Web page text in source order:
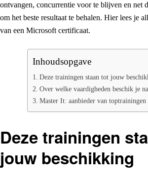
ontvangen, concurrentie voor te blijven en net
om het beste resultaat te behalen. Hier lees je
van een Microsoft certificaat.
Inhoudsopgave
Deze trainingen staan tot jouw
Over welke vaardigheden beschik je
Master It: aanbieder van toptrainingen
Deze trainingen
jouw beschikking